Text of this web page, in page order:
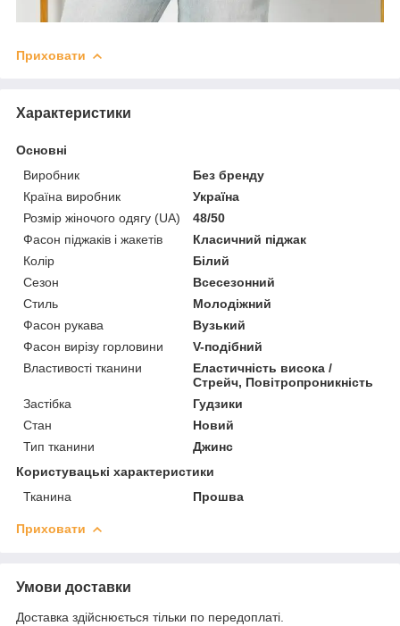
Приховати
Характеристики
Основні
Виробник
Без бренду
Країна виробник
Україна
Розмір жіночого одягу (UA)
48/50
Фасон піджаків і жакетів
Класичний піджак
Колір
Білий
Сезон
Всесезонний
Стиль
Молодіжний
Фасон рукава
Вузький
Фасон вирізу горловини
V-подібний
Властивості тканини
Еластичність висока /
Стрейч, Повітропроникність
Застібка
Гудзики
Стан
Новий
Тип тканини
Джинс
Користувацькі характеристики
Тканина
Прошва
Приховати
Умови доставки
Доставка здійснюється тільки по передоплаті.